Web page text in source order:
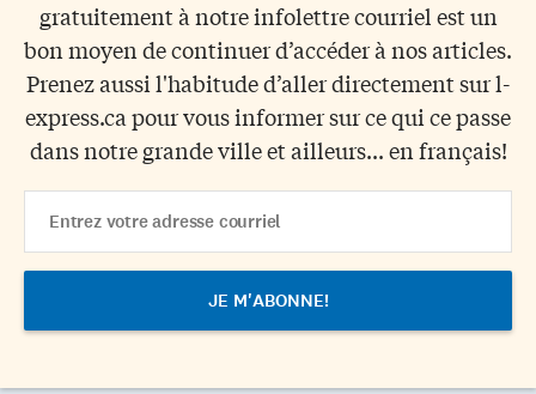
gratuitement à notre infolettre courriel est un
bon moyen de continuer d’accéder à nos articles.
Prenez aussi l'habitude d’aller directement sur l-
express.ca pour vous informer sur ce qui ce passe
dans notre grande ville et ailleurs... en français!
Address